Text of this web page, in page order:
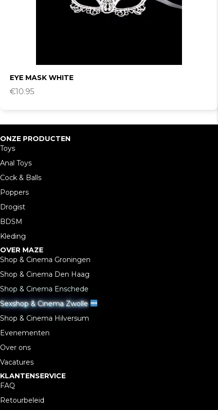
EYE MASK WHITE
€10.95
ONZE PRODUCTEN
Toys
Anal Toys
Cock & Balls
Poppers
Drogist
BDSM
Kleding
OVER MAZE
Shop & Cinema Groningen
Shop & Cinema Den Haag
Shop & Cinema Enschede
Sexshop & Cinema Zwolle
Shop & Cinema Hilversum
Evenementen
Over ons
Vacatures
KLANTENSERVICE
FAQ
Retourbeleid